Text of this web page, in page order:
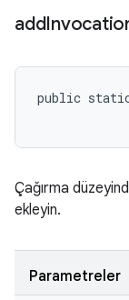
add
public
Çağırma
ekleyin.
Parametreler